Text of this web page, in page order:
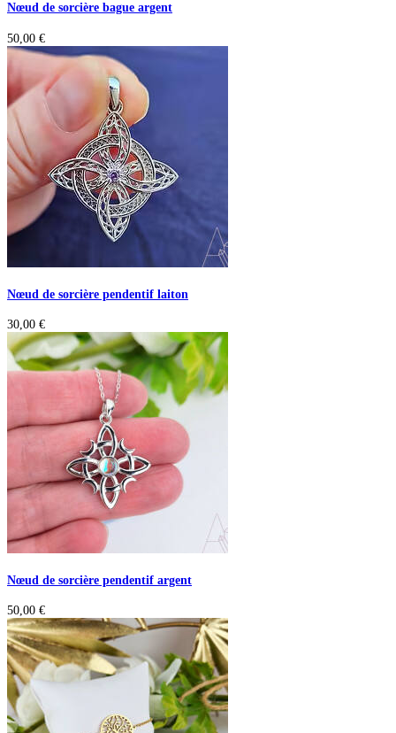
Nœud de sorcière bague argent
50,00 €
Nœud de sorcière pendentif laiton
30,00 €
Nœud de sorcière pendentif argent
50,00 €